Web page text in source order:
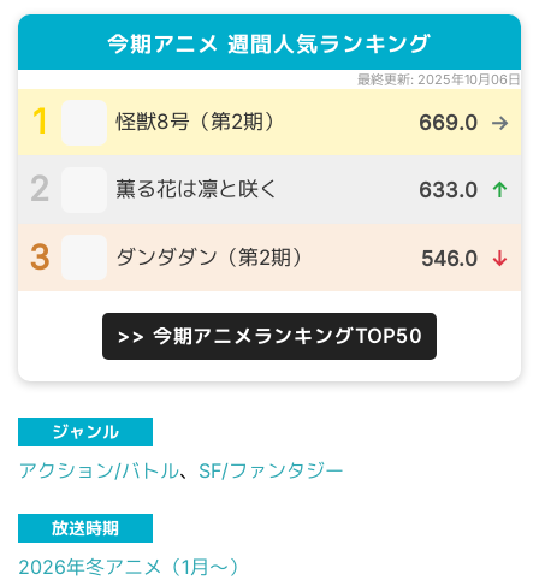
今期アニメ 週間人気ランキング
最終更新: 2025年10月06日
1 怪獣8号（第2期） 669.0 →
2 薫る花は凛と咲く 633.0 ↑
3 ダンダダン（第2期） 546.0 ↓
>> 今期アニメランキングTOP50
ジャンル
アクション/バトル、 SF/ファンタジー
放送時期
2026年冬アニメ（1月～）